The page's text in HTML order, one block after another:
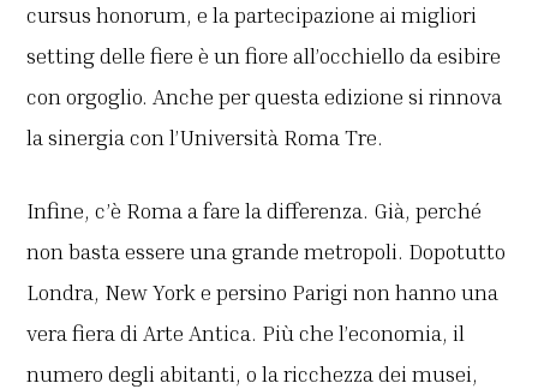
cursus honorum, e la partecipazione ai migliori
setting delle fiere è un fiore all’occhiello da esibire
con orgoglio. Anche per questa edizione si rinnova
la sinergia con l’Università Roma Tre.
Infine, c’è Roma a fare la differenza. Già, perché
non basta essere una grande metropoli. Dopotutto
Londra, New York e persino Parigi non hanno una
vera fiera di Arte Antica. Più che l’economia, il
numero degli abitanti, o la ricchezza dei musei,